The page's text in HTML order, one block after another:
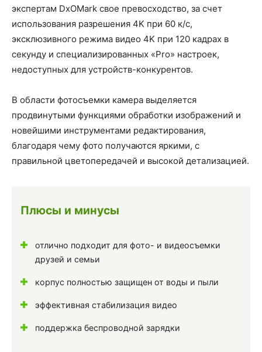
экспертам DxOMark свое превосходство, за счет
использования разрешения 4K при 60 к/с,
эксклюзивного режима видео 4K при 120 кадрах в
секунду и специализированных «Pro» настроек,
недоступных для устройств-конкурентов.
В области фотосъемки камера выделяется
продвинутыми функциями обработки изображений и
новейшими инструментами редактирования,
благодаря чему фото получаются яркими, с
правильной цветопередачей и высокой детализацией.
Плюсы и минусы
отлично подходит для фото- и видеосъемки
друзей и семьи
корпус полностью защищен от воды и пыли
эффективная стабилизация видео
поддержка беспроводной зарядки